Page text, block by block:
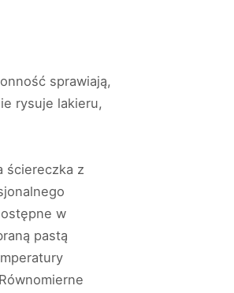
sprawiają,
rysuje lakieru,
ściereczka z
w
pastą